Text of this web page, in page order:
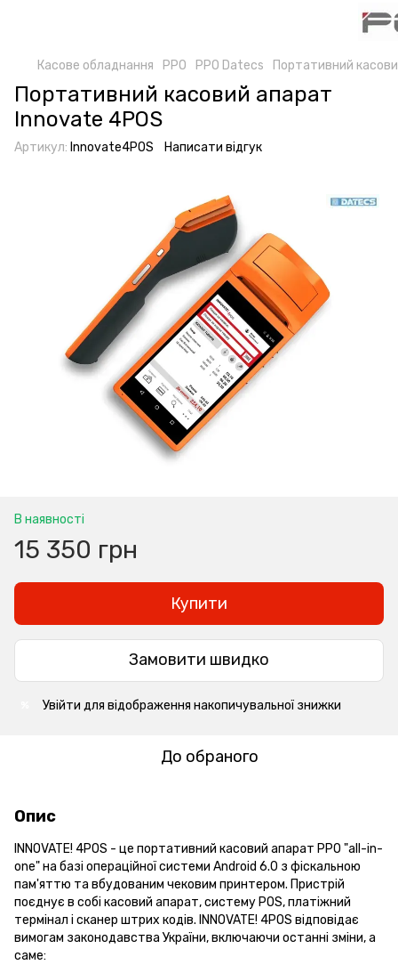
Касове обладнання РРО РРО Datecs Портативний
Портативний касовий апарат
Innovate 4POS
Артикул: Innovate4POS Написати відгук
В наявності
15 350 грн
Купити
Замовити швидко
Увійти для відображення накопичувальної знижки
До обраного
Опис
INNOVATE! 4POS - це портативний касовий апарат РРО "all-in-
one" на базі операційної системи Android 6.0 з фіскальною
пам'яттю та вбудованим чековим принтером. Пристрій
поєднує в собі касовий апарат, систему POS, платіжний
термінал і сканер штрих кодів. INNOVATE! 4POS відповідає
вимогам законодавства України, включаючи останні зміни, а
саме: